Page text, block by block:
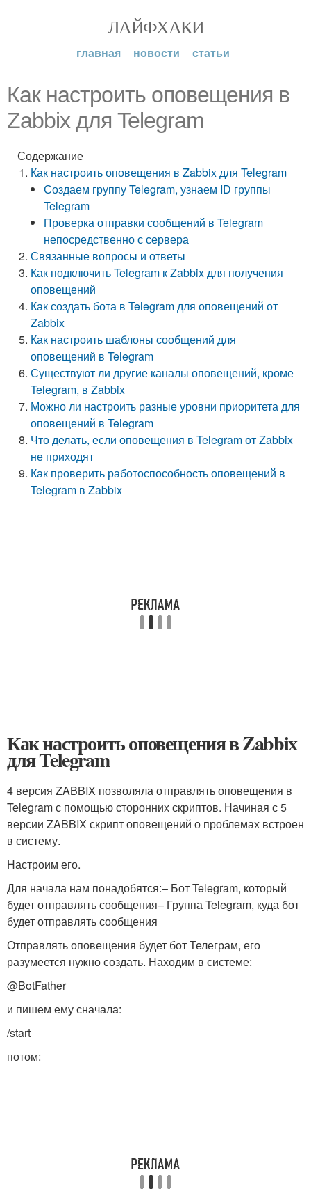
ЛАЙФХАКИ
главная новости статьи
Как настроить оповещения в
Zabbix для Telegram
Содержание
Как настроить оповещения в Zabbix для Telegram
Создаем группу Telegram, узнаем ID группы
Telegram
Проверка отправки сообщений в Telegram
непосредственно с сервера
Связанные вопросы и ответы
Как подключить Telegram к Zabbix для получения
оповещений
Как создать бота в Telegram для оповещений от
Zabbix
Как настроить шаблоны сообщений для
оповещений в Telegram
Существуют ли другие каналы оповещений, кроме
Telegram, в Zabbix
Можно ли настроить разные уровни приоритета для
оповещений в Telegram
Что делать, если оповещения в Telegram от Zabbix
не приходят
Как проверить работоспособность оповещений в
Telegram в Zabbix
Как настроить оповещения в Zabbix
для Telegram
4 версия ZABBIX позволяла отправлять оповещения в
Telegram с помощью сторонних скриптов. Начиная с 5
версии ZABBIX скрипт оповещений о проблемах встроен
в систему.
Настроим его.
Для начала нам понадобятся:– Бот Telegram, который
будет отправлять сообщения– Группа Telegram, куда бот
будет отправлять сообщения
Отправлять оповещения будет бот Телеграм, его
разумеется нужно создать. Находим в системе:
@BotFather
и пишем ему сначала:
/start
потом: